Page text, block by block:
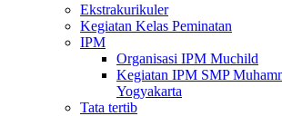
Ekstrakurikuler
Kegiatan Kelas Peminatan
IPM
Organisasi IPM Muchild
Kegiatan IPM SMP
Yogyakarta
Tata tertib